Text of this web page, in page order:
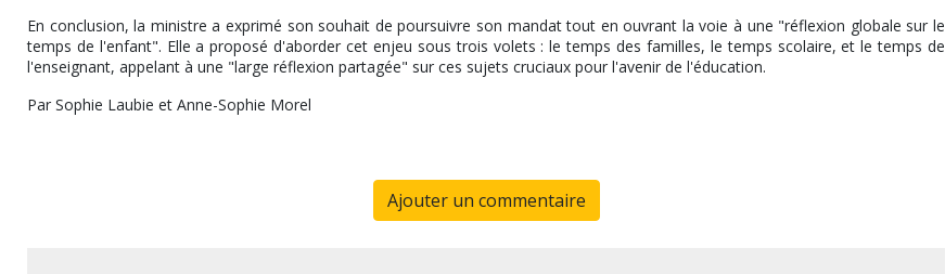
En conclusion, la ministre a exprimé son souhait de poursuivre son mandat tout en ouvrant la voie à une "réflexion globale sur le
temps de l'enfant". Elle a proposé d'aborder cet enjeu sous trois volets : le temps des familles, le temps scolaire, et le temps de
l'enseignant, appelant à une "large réflexion partagée" sur ces sujets cruciaux pour l'avenir de l'éducation.
Par Sophie Laubie et Anne-Sophie Morel
Ajouter un commentaire